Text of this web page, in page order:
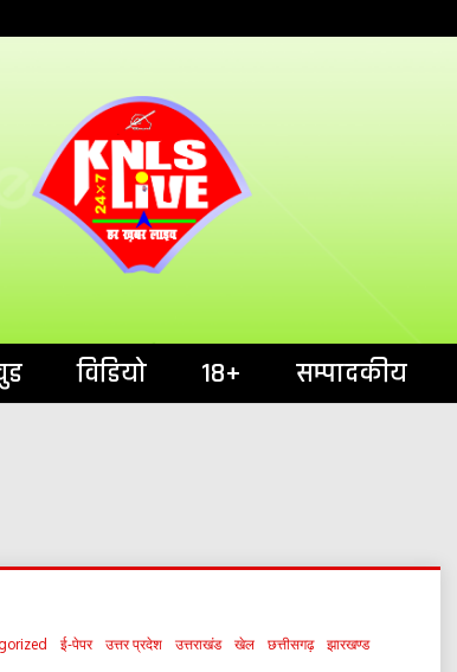
विडियो 18+ सम्पादकीय
ई-पेपर उत्तर प्रदेश उत्तराखंड खेल छत्तीसगढ़ झारखण्ड